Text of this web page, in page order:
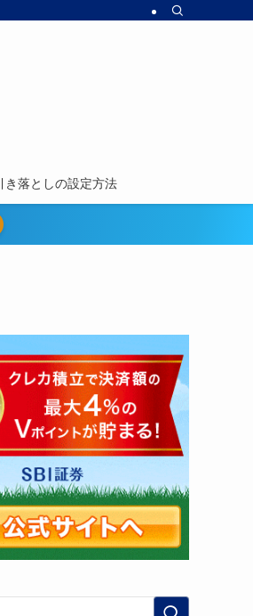
き落としの設定方法